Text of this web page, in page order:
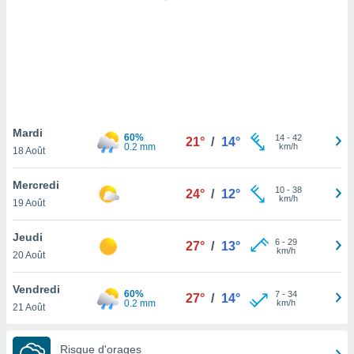
notre
que
et que
Mardi
18 Août
60%
0.2 mm
21° / 14° 14- 42
km/h
Mercredi
19 Août
24° / 12° 10- 38
km/h
Jeudi
20 Août
27° / 13° 6- 29
km/h
Vendredi
21 Août
60%
0.2 mm
27° / 14° 7- 34
km/h
Risque d'orages